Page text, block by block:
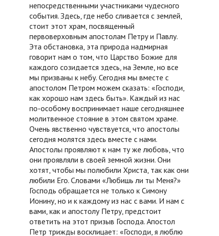
непосредственными участниками чудесного
события. Здесь, где небо сливается с землей,
стоит этот храм, посвященный
первоверховным апостолам Петру и Павлу.
Эта обстановка, эта природа надмирная
говорит нам о том, что Царство Божие для
каждого созидается здесь, на Земле, но все
мы призваны к небу. Сегодня мы вместе с
апостолом Петром можем сказать: «Господи,
как хорошо нам здесь быть». Каждый из нас
по-особому воспринимает наше сегодняшнее
молитвенное стояние в этом святом храме.
Очень явственно чувствуется, что апостолы
сегодня молятся здесь вместе с нами.
Апостолы проявляют к нам ту же любовь, что
они проявляли в своей земной жизни. Они
хотят, чтобы мы полюбили Христа, так как они
любили Его. Словами «Любишь ли ты Меня?»
Господь обращается не только к Симону
Ионину, но и к каждому из нас с вами. И нам с
вами, как и апостолу Петру, предстоит
ответить на этот призыв Господа. Апостол
Петр трижды восклицает: «Господи, я люблю